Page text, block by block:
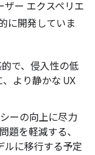
ー エクスペリエ
に開発していま
で、侵入性の低
より静かな UX
ーの向上に尽力
題を軽減する、
ルに移行する予定